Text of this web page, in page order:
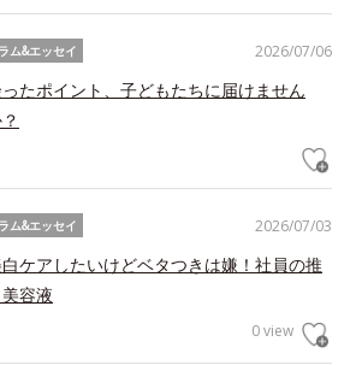
2026/07/06
ム&エッセイ
たポイント、子どもたちに届けません
2026/07/03
ム&エッセイ
ケアしたいけどベタつきは嫌！社員の推
美容液
0 view